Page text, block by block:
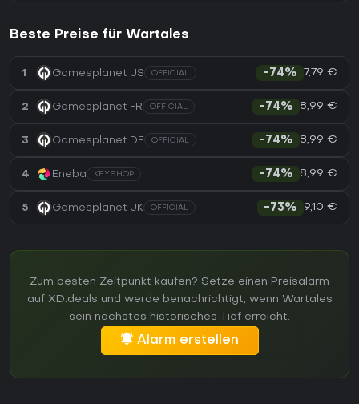
Beste Preise für Wartales
1 Gamesplanet US OFFICIAL -74% 7,79 €
2 Gamesplanet FR OFFICIAL -74% 8,99 €
3 Gamesplanet DE OFFICIAL -74% 8,99 €
4 Eneba KEYSHOP -74% 8,99 €
5 Gamesplanet UK OFFICIAL -73% 9,10 €
Zum besten Zeitpunkt kaufen? Setze einen Preisalarm
auf XD.deals und werde benachrichtigt, wenn Wartales
sein nächstes historisches Tief erreicht.
Alarm erstellen